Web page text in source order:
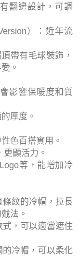
翻邊設計，可調
）：近年流
帶有毛球裝飾，
。
影響保暖度和質
厚度。
色百搭實用。
顯活力。
等，能增加冷
紋的冷帽，拉長
法。
，可以適當遮住
冷帽，可以柔化